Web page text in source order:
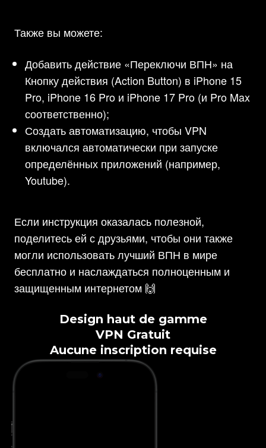
Также вы можете:
Добавить действие «Переключи ВПН» на
Кнопку действия (Action Button) в iPhone 15
Pro, iPhone 16 Pro и iPhone 17 Pro (и Pro Max
соответственно);
Создать автоматизацию, чтобы VPN
включался автоматически при запуске
определённых приложений (например,
Youtube).
Если инструкция оказалась полезной,
поделитесь ей с друзьями, чтобы они также
могли использовать лучший ВПН в мире
бесплатно и наслаждаться полноценным и
защищенным интернетом 🙌
Design haut de gamme
VPN Gratuit
Aucune inscription requise